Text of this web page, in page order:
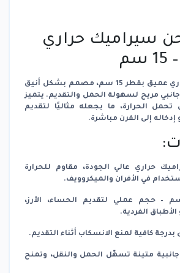
سيراميك حراري
عميق بقطر 15 سم
، مصمم بشكل أنيق
مريح لسهولة الحمل والتقديم. يتميز
تحمل الحرارة، ما يجعله مثاليًا لتقديم
إلى الفرن مباشرة.
حراري عالي الجودة، مقاوم للحرارة
في الأفران والميكروويف.
سم – حجم عملي لتقديم الحساء، الأرز،
الفردية.
كافية لمنع الانسكاب أثناء التقديم.
جانبية متينة تسهّل الحمل والنقل، وتمنح